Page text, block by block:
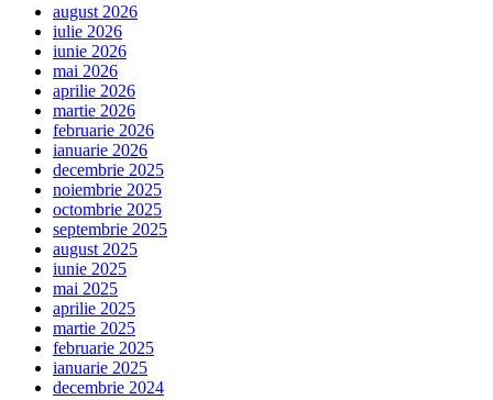
august 2026
iulie 2026
iunie 2026
mai 2026
aprilie 2026
martie 2026
februarie 2026
ianuarie 2026
decembrie 2025
noiembrie 2025
octombrie 2025
septembrie 2025
august 2025
iunie 2025
mai 2025
aprilie 2025
martie 2025
februarie 2025
ianuarie 2025
decembrie 2024